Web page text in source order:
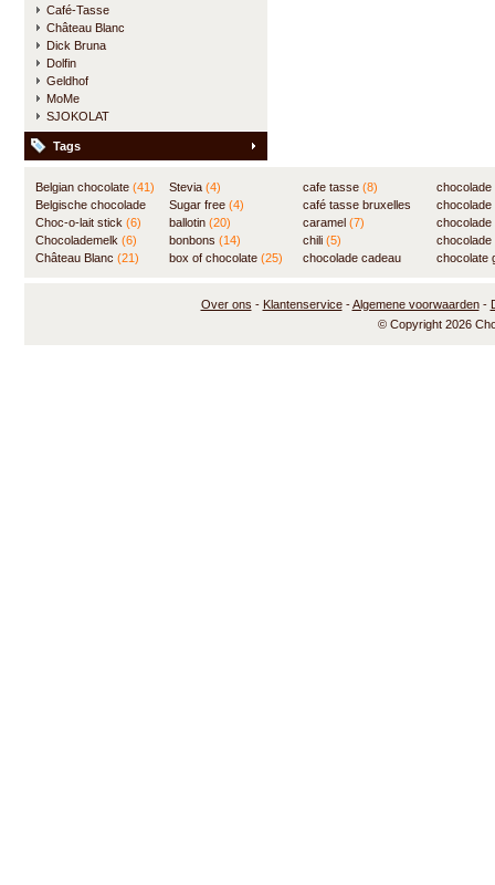
Café-Tasse
Château Blanc
Dick Bruna
Dolfin
Geldhof
MoMe
SJOKOLAT
Tags
Belgian chocolate (41)
Belgische chocolade
(84)
Choc-o-lait stick (6)
Chocolademelk (6)
Château Blanc (21)
Stevia (4)
Sugar free (4)
ballotin (20)
bonbons (14)
box of chocolate (25)
cafe tasse (8)
café tasse bruxelles
(8)
caramel (7)
chili (5)
chocolade cadeau
(7)
chocolate
Over ons - Klantenservice-Algemene voorwaarden-
© Copyright 2026